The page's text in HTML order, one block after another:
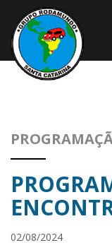
02/08/2024